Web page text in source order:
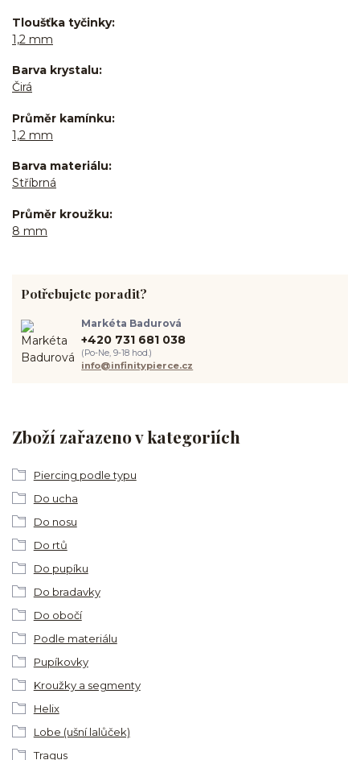
Tloušťka tyčinky
1,2 mm
Barva krystalu
Čirá
Průměr kamínku
1,2 mm
Barva materiálu
Stříbrná
Průměr kroužku
8 mm
Zboží zařazeno v kategoriích
Piercing podle typu
Do ucha
Do nosu
Do rtů
Do pupíku
Do bradavky
Do obočí
Podle materiálu
Pupíkovky
Kroužky a segmenty
Helix
Lobe (ušní lalůček)
Tragus
Potřebujete poradit?
Markéta Badurová
+420 731 681 038
(Po-Ne, 9-18 hod.)
info@infinitypierce.cz